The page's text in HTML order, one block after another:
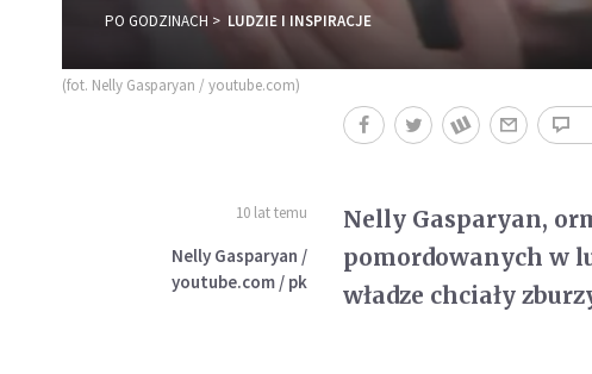
PO GODZINACH LUDZIE I INSPIRACJE
(fot. Nelly Gasparyan / youtube.com)
10 lat temu
Nelly Gasparyan /
youtube.com / pk
Nelly Gasparyan,
pomordowanych w
władze chciały